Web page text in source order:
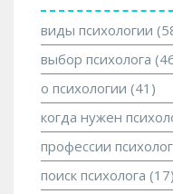
виды психологии
выбор психолога
о психологии (41)
когда нужен
профессии
поиск психолога (17)